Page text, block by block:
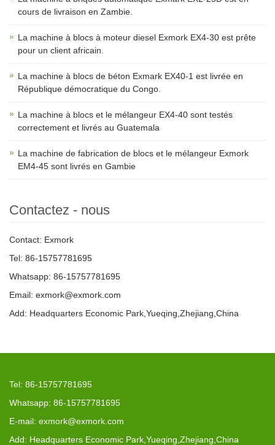
cours de livraison en Zambie.
La machine à blocs à moteur diesel Exmork EX4-30 est prête
pour un client africain.
La machine à blocs de béton Exmark EX40-1 est livrée en
République démocratique du Congo.
La machine à blocs et le mélangeur EX4-40 sont testés
correctement et livrés au Guatemala
La machine de fabrication de blocs et le mélangeur Exmork
EM4-45 sont livrés en Gambie
Contactez - nous
Contact: Exmork
Tel: 86-15757781695
Whatsapp: 86-15757781695
Email: exmork@exmork.com
Add: Headquarters Economic Park,Yueqing,Zhejiang,China
Tel: 86-15757781695
Whatsapp: 86-15757781695
E-mail: exmork@exmork.com
Add: Headquarters Economic Park,Yueqing,Zhejiang,China